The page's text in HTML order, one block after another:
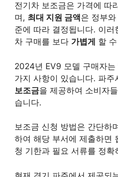
전기차 보조금은 가격에 따
며, 최대 지원 금액은 정부
준에 따라 결정됩니다. 이러
차 구매를 보다 가볍게 할
2024년 EV9 모델 구매자는
가지 사항이 있습니다. 파주
보조금을 제공하여 소비자
습니다.
보조금 신청 방법은 간단하
하여 해당 부서에 제출하면
청 기한과 필요 서류를 정확